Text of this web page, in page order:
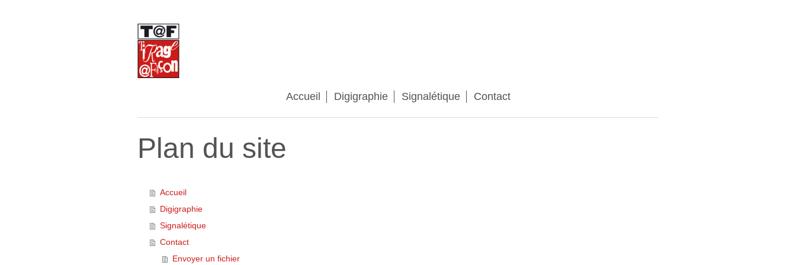
Accueil Digigraphie Signalétique Contact
Plan du site
Accueil
Digigraphie
Signalétique
Contact
Envoyer un fichier